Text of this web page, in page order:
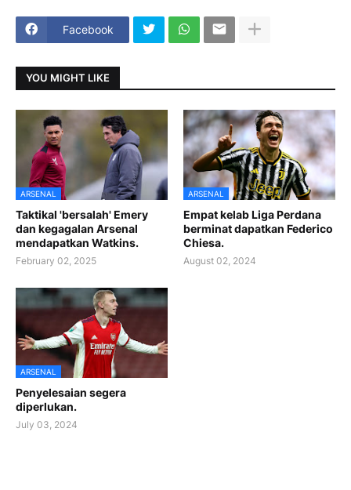
Facebook
YOU MIGHT LIKE
ARSENAL
Taktikal 'bersalah' Emery
dan kegagalan Arsenal
mendapatkan Watkins.
February 02, 2025
ARSENAL
Empat kelab Liga Perdana
berminat dapatkan Federico
Chiesa.
August 02, 2024
ARSENAL
Penyelesaian segera
diperlukan.
July 03, 2024